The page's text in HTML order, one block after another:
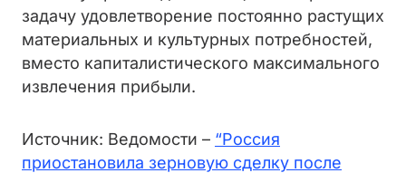
задачу удовлетворение постоянно растущих
материальных и культурных потребностей,
вместо капиталистического максимального
извлечения прибыли.
Источник: Ведомости – “Россия
приостановила зерновую сделку после